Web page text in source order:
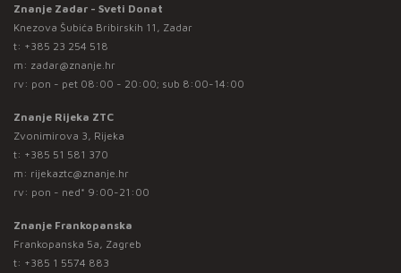
Znanje Zadar - Sveti Donat
Knezova Šubića Bribirskih 11, Zadar
t: +385 23 254 518
m: zadar@znanje.hr
rv: pon - pet 08:00 - 20:00; sub 8:00-14:00
Znanje Rijeka ZTC
Zvonimirova 3, Rijeka
t: +385 51 581 370
m: rijekaztc@znanje.hr
rv: pon - ned* 9:00-21:00
Znanje Frankopanska
Frankopanska 5a, Zagreb
t: +385 1 5574 883